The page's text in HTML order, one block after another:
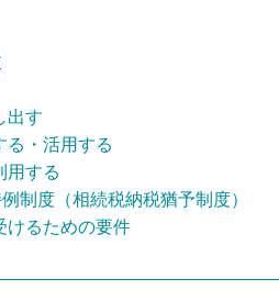
出す
る・活用する
用する
制度（相続税納税猶予制度）
けるための要件